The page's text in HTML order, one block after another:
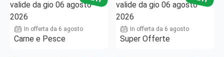
In offerta da 6 agosto
Carne e Pesce
In offerta da 6 agosto
Super Offerte